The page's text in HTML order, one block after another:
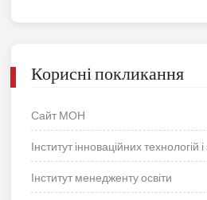
Корисні покликання
Сайт МОН
Інститут інноваційних технологій і
Інститут менедженту освіти